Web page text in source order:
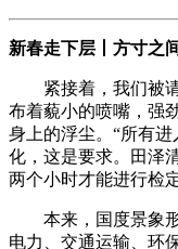
新春走下层丨方寸之
紧接着，我们被请
布着藐小的喷嘴，强
身上的浮尘。“所有
化，这是要求。田泽
两个小时才能进行检定
本来，国度景象形
电力、交通运输、环